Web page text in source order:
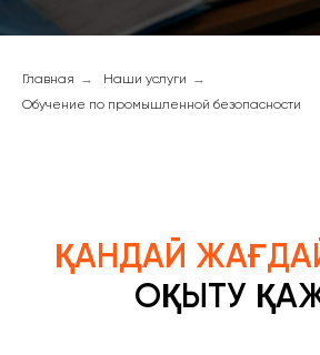
Главная → Наши услуги →
Обучение по промышленной безопасности
ҚАНДАЙ
ОҚЫТУ